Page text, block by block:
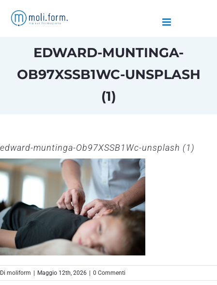
EDWARD-MUNTINGA-
OB97XSSB1WC-UNSPLASH
(1)
edward-muntinga-Ob97XSSB1Wc-unsplash (1)
Di moliform Maggio 12th, 2026 0 Commenti